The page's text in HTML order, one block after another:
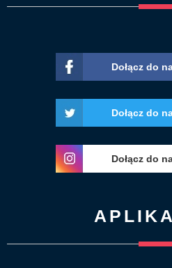
Dołącz do
Dołącz do
Dołącz do